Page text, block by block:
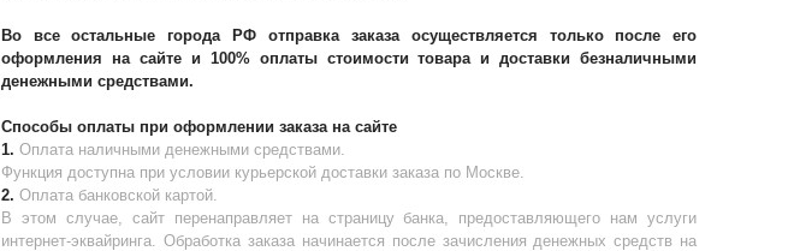
Во все остальные города РФ отправка заказа осуществляется только после его
оформления на сайте и 100% оплаты стоимости товара и доставки безналичными
денежными средствами.
Способы оплаты при оформлении заказа на сайте
1. Оплата наличными денежными средствами.
Функция доступна при условии курьерской доставки заказа по Москве.
2. Оплата банковской картой.
В этом случае, сайт перенаправляет на страницу банка, предоставляющего нам услуги
интернет-эквайринга. Обработка заказа начинается после зачисления денежных средств на